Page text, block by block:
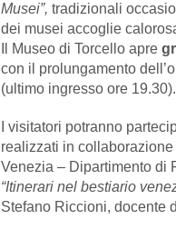
Musei”,tradizionali
dei musei accoglie
Il Museo di Torcello apre
con il prolungamento
(ultimo ingresso ore 19.30).
I visitatori potranno
realizzati in collaborazione
Venezia – Dipartimento di
“Itinerari nel bestiario
Stefano Riccioni, docente